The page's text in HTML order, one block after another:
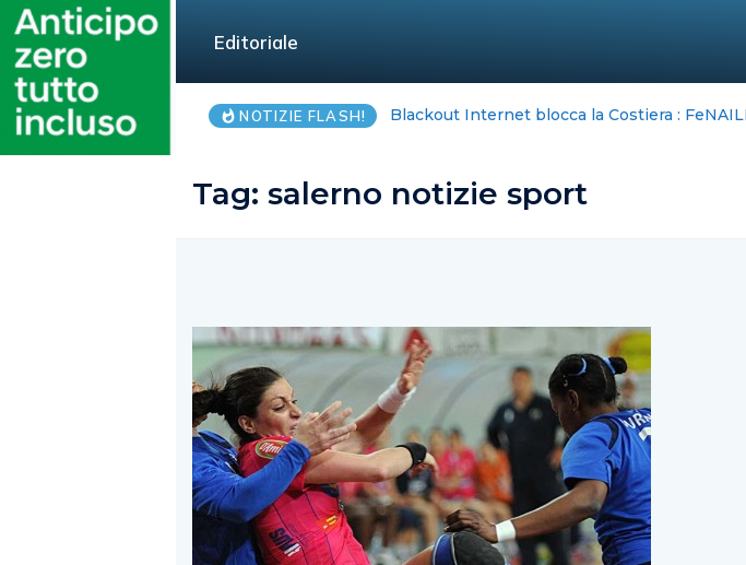
Editoriale
NOTIZIE FLASH! Cimitero Salerno, via libera all’impianto per
Tag:salerno notizie sport